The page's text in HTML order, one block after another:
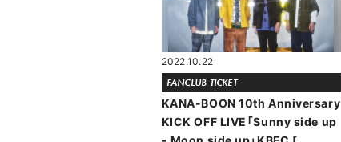
2022.10.22
FANCLUB TICKET
KANA-BOON 10th Anniversary
KICK OFF LIVE「Sunny side up